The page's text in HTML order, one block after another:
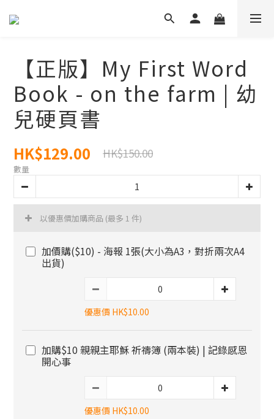
【正版】My First Word
Book - on the farm | 幼
兒硬頁書
HK$129.00 HK$150.00
數量
以優惠價加購商品 (最多 1 件)
加價購($10) - 海報 1張(大小為A3，對折兩次A4
出貨)
優惠價 HK$10.00
加購$10 親親主耶穌 祈禱簿 (兩本裝) | 記錄感恩
開心事
優惠價 HK$10.00